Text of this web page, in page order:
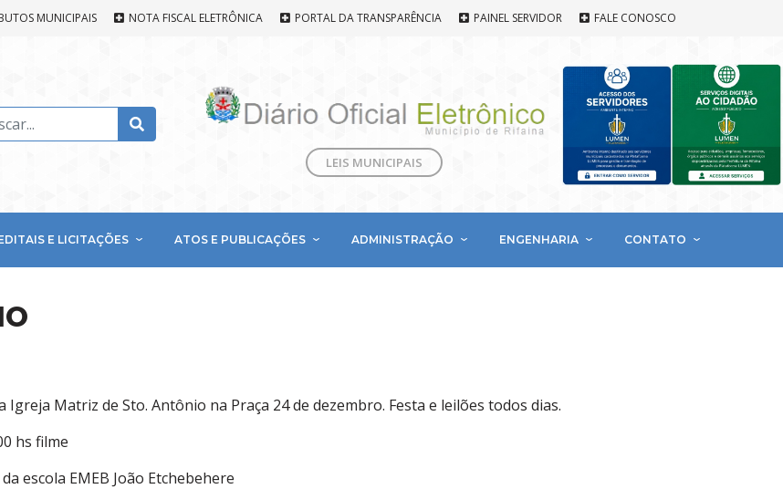
MUNICIPAIS NOTA FISCAL ELETRÔNICA PORTAL DA TRANSPARÊNCIA PAINEL SERVIDOR FALE CONOSCO
LEIS MUNICIPAIS
E LICITAÇÕES ATOS E PUBLICAÇÕES ADMINISTRAÇÃO ENGENHARIA CONTATO
Matriz de Sto. Antônio na Praça 24 de dezembro. Festa e leilões todos dias.
hs filme
escola EMEB João Etchebehere